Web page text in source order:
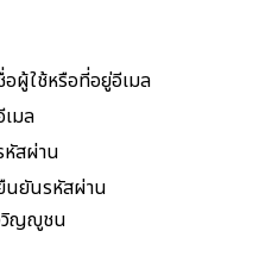
อผู้ใช้หรือที่อยู่อีเมล
เมล
หัสผ่าน
นยันรหัสผ่าน
วิญญูชน